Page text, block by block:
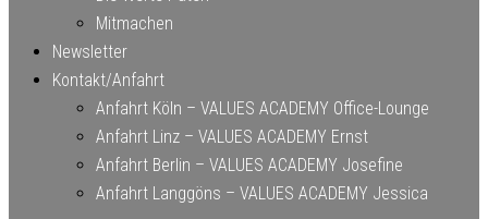
Mitmachen
Newsletter
Kontakt/Anfahrt
Anfahrt Köln – VALUES ACADEMY Office-Lounge
Anfahrt Linz – VALUES ACADEMY Ernst
Anfahrt Berlin – VALUES ACADEMY Josefine
Anfahrt Langgöns – VALUES ACADEMY Jessica